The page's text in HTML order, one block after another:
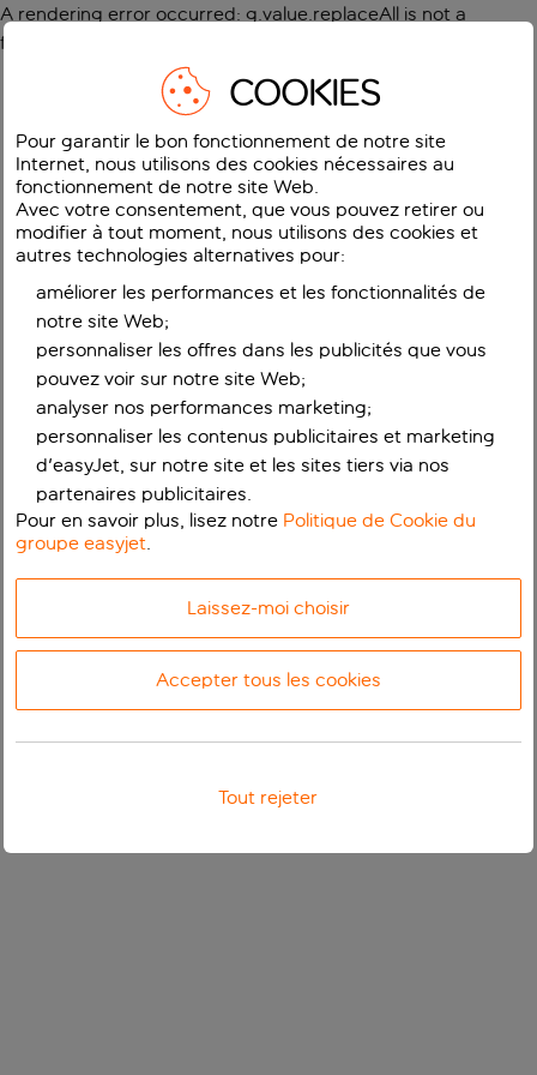
A rendering error occurred: g.value.replaceAll is not a
function
COOKIES
Pour garantir le bon fonctionnement de notre site
Internet, nous utilisons des cookies nécessaires au
fonctionnement de notre site Web.
Avec votre consentement, que vous pouvez retirer ou
modifier à tout moment, nous utilisons des cookies et
autres technologies alternatives pour:
améliorer les performances et les fonctionnalités de
notre site Web;
personnaliser les offres dans les publicités que vous
pouvez voir sur notre site Web;
analyser nos performances marketing;
personnaliser les contenus publicitaires et marketing
d'easyJet, sur notre site et les sites tiers via nos
partenaires publicitaires.
Pour en savoir plus, lisez notre Politique de Cookie du
groupe easyjet.
Laissez-moi choisir
Accepter tous les cookies
Tout rejeter